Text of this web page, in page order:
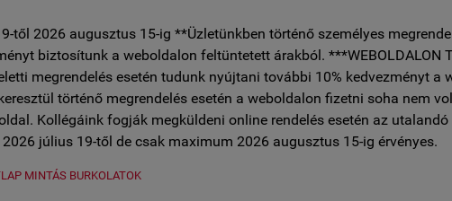
től 2026 augusztus 15-ig **Üzletünkben történő személyes
biztosítunk a weboldalon feltüntetett árakból. ***WEBOLDALON
megrendelés esetén tudunk nyújtani további 10% kedvezményt a
történő megrendelés esetén a weboldalon fizetni soha nem
Kollégáink fogják megküldeni online rendelés esetén az
2026 július 19-től de csak maximum 2026 augusztus 15-ig érvényes.
MINTÁS BURKOLATOK